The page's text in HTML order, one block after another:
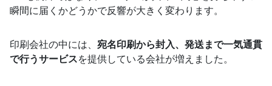
瞬間に届くかどうかで反響が大きく変わります。
印刷会社の中には、 宛名印刷から封入、発送まで一気通貫
で行うサービスを提供している会社が増えました。